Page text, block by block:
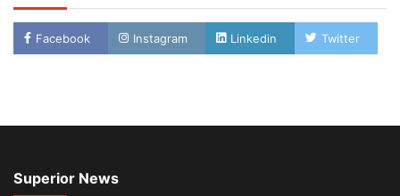
Facebook Instagram Linkedin Twitter
Superior News